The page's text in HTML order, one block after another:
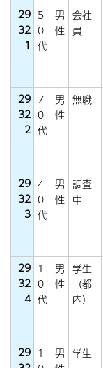
29
32
1
5
0
代
男
性
会社
員
29
32
2
7
0
代
男
性
無職
29
32
3
4
0
代
男
性
調査
中
29
32
4
1
0
代
男
性
学生
（都
内）
29 1
男 学生